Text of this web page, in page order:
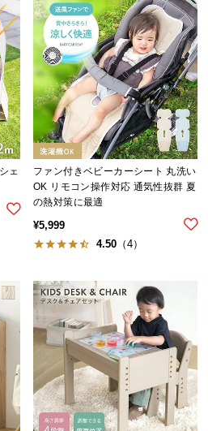
ェ
ファン付きベビーカーシート 丸洗い
OK リモコン操作対応 通気性抜群 夏
の熱対策に最適
¥5,999
4.50 （4）